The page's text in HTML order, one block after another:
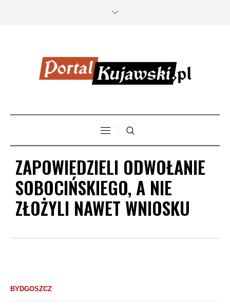
ZAPOWIEDZIELI ODWOŁANIE
SOBOCIŃSKIEGO, A NIE
ZŁOŻYLI NAWET WNIOSKU
BYDGOSZCZ